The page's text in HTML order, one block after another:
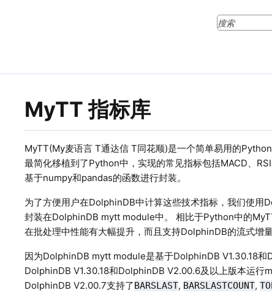
MyTT 指标库
MyTT(My麦语言 T通达信 T同花顺)是一个简单易用的
最简化移植到了Python中，实现的常见指标包括MACD、
基于numpy和pandas的函数进行封装。
为了方便用户在DolphinDB中计算这些技术指标，我们使用
封装在DolphinDB mytt module中。 相比于Python中的
在批处理中性能有大幅提升，而且支持DolphinDB的流式增
因为DolphinDB mytt module是基于DolphinDB V1.30.18
DolphinDB V1.30.18和DolphinDB V2.00.6及以上版本运行
DolphinDB V2.00.7支持了BARSLAST, BARSLASTCOUNT,